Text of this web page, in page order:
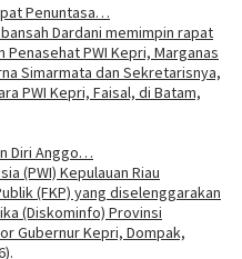
Penuntasa…
Diri Anggo…